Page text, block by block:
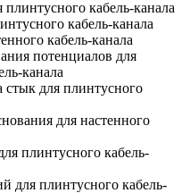
кабель-канала
кабель-канала
кабель-канала
потенциалов для
канала
стык для плинтусного
для настенного
плинтусного кабель-
для плинтусного кабель-